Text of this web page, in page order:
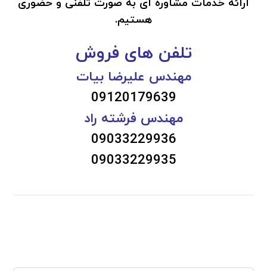
ارائه خدمات مشاوره ای به صورت تلفنی و حضوری
هستیم.
تلفن های فروش
مهندس علیرضا بیات
09120179639
مهندس فرشته راد
09033229936
09033229935